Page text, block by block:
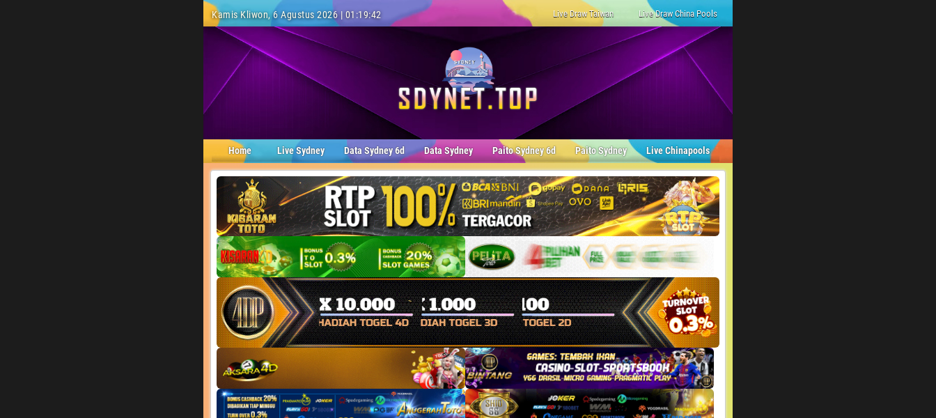
Kamis Kliwon, 6 Agustus 2026 | 01:19:44 Live Draw Taiwan Live Draw China Pools
Home Live Sydney Data Sydney 6d Data Sydney Paito Sydney 6d Paito Sydney Live Chinapools